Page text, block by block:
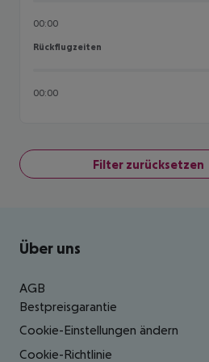
00:00
Rückflugzeiten
Rückflugzeiten
00:00
Filter zurücksetzen
Footer navigation
Über uns
AGB
Bestpreisgarantie
Cookie-Einstellungen ändern
Cookie-Richtlinie